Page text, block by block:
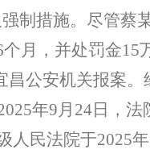
制措施。尽管蔡
月，并处罚金15
公安机关报案。
年9月24日，法
人民法院于2025